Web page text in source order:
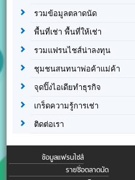
รวมข้อมูลตลาดนัด
พื้นที่เช่า พื้นที่ให้เช่า
รวมแฟรนไชส์น่าลงทุน
ชุมชนสนทนาพ่อค้าแม่ค้า
จุดปิ๊งไอเดียทำธุรกิจ
เกร็ดความรู้การเช่า
ติดต่อเรา
ข้อมูลแฟรนไชส์
รายชื่อตลาดนัด